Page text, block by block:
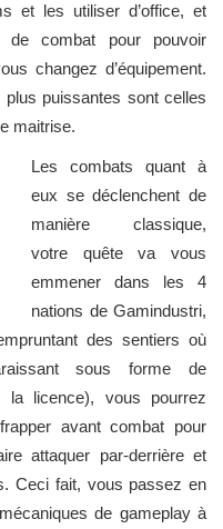
et les utiliser d’office, et
combat pour pouvoir
changez d’équipement.
puissantes sont celles
maitrise.
Les combats quant à
eux se déclenchent de
manière classique,
votre quête va vous
emmener dans les 4
nations de Gamindustri,
des sentiers où
sous forme de
la licence), vous pourrez
avant combat pour
attaquer par-derrière et
Ceci fait, vous passez en
de gameplay à